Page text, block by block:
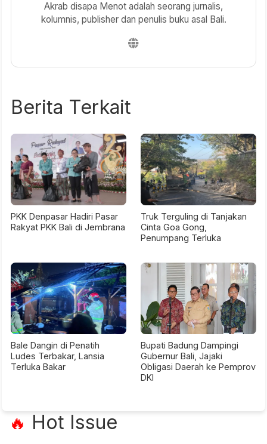
Akrab disapa Menot adalah seorang jurnalis,
kolumnis, publisher dan penulis buku asal Bali.
Berita Terkait
PKK Denpasar Hadiri Pasar
Rakyat PKK Bali di Jembrana
Truk Terguling di Tanjakan
Cinta Goa Gong,
Penumpang Terluka
Bale Dangin di Penatih
Ludes Terbakar, Lansia
Terluka Bakar
Bupati Badung Dampingi
Gubernur Bali, Jajaki
Obligasi Daerah ke Pemprov
DKI
🔥 Hot Issue